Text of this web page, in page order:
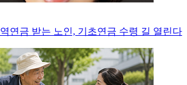
연금 받는 노인, 기초연금 수령 길 열린다